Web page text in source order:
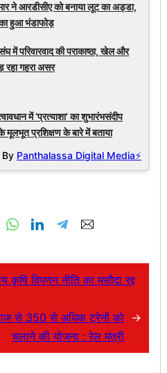
ने आरडीसीए को बनाया लूट का अड्डा,
हुआ भंडाफोड़
में परिवारवाद की पराकाष्ठा, खेल और
रहा गहरा असर
में ‘प्रत्याशा’ का शुभारंभसंदीप
प्रशिक्षण के बारे में बताया
By Panthalassa Digital Media⚡
कृषि विपणन नीति का मसौदा रद्द
से 350 से अधिक ट्रेनों को
चलाने की योजना : रेल मंत्री
→